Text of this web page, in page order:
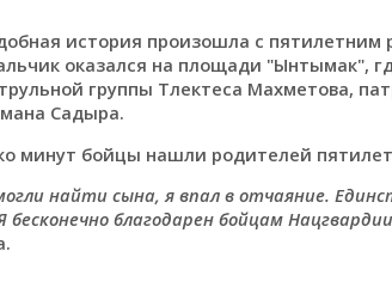
история произошла с пятилетним
оказался на площади "Ынтымак",
группы Тлектеса Махметова,
Садыра.
минут бойцы нашли родителей
найти сына, я впал в отчаяние.
бесконечно благодарен бойцам